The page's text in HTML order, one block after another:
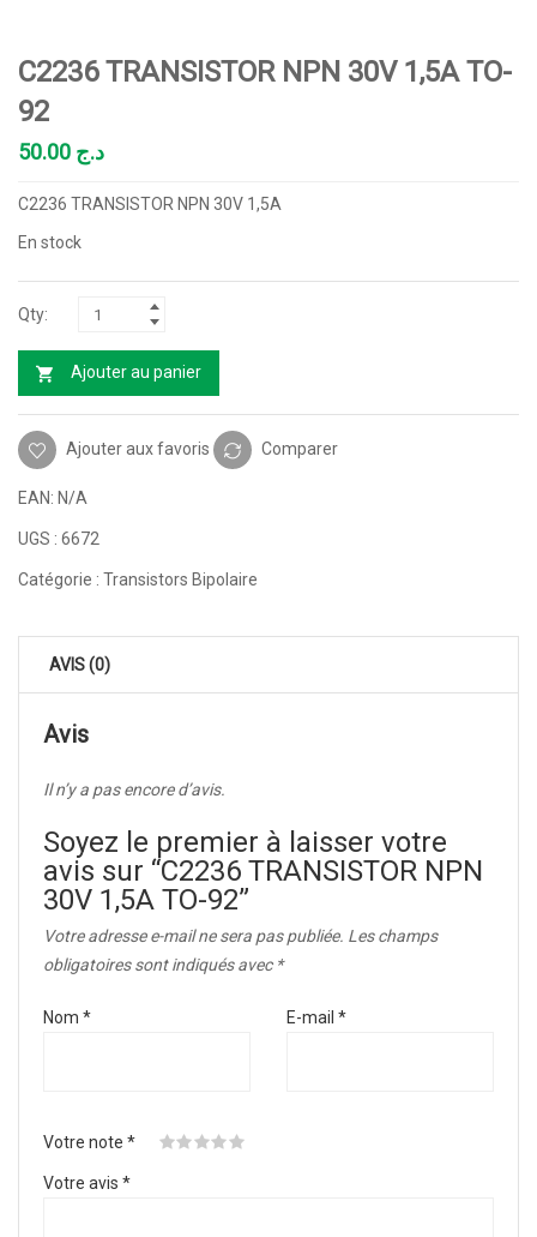
C2236 TRANSISTOR NPN 30V 1,5A TO-
92
د.ج
C2236 TRANSISTOR NPN 30V 1,5A
En stock
Ajouter au panier
Ajouter aux favoris Comparer
EAN: N/A
UGS : 6672
Catégorie : Transistors Bipolaire
AVIS (0)
Avis
Il n’y a pas encore d’avis.
Soyez le premier à laisser votre
avis sur “C2236 TRANSISTOR NPN
30V 1,5A TO-92”
Votre adresse e-mail ne sera pas publiée. Les champs
obligatoires sont indiqués avec *
Nom * E-mail *
Votre note *
Votre avis *